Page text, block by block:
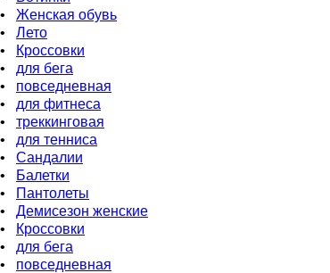
• Женская обувь
• Лето
•
Кроссовки
• для бега
• повседневная
• для фитнеса
• треккинговая
• для тенниса
• Сандалии
•
Балетки
•
Пантолеты
• Демисезон женские
•
Кроссовки
• для бега
• повседневная